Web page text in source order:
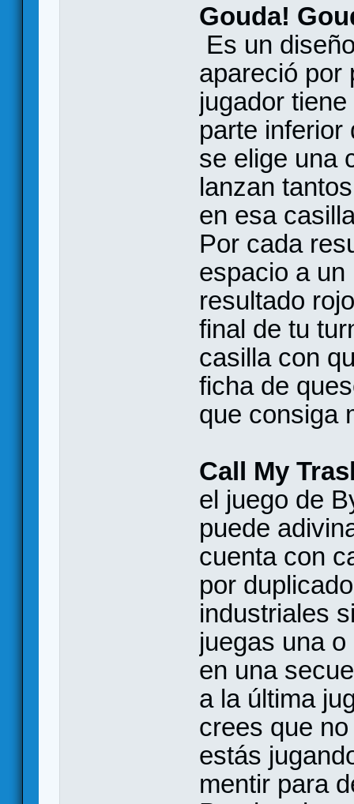
Gouda!
Es un
apareció por
jugador
parte inferior
se elige una
lanzan
en esa
Por cada
espacio a
resultado
final de tu
casilla con
ficha de
que consiga
Call My
el juego de
puede
cuenta con
por
industriales
juegas una
en una
a la última
crees que
estás
mentir para